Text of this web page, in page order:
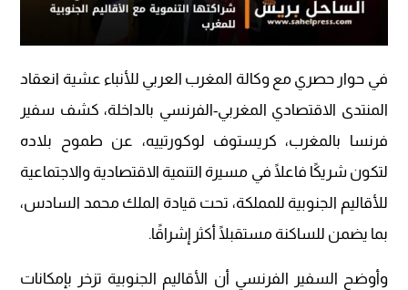
في حوار حصري مع وكالة المغرب العربي للأنباء عشية انعقاد
المنتدى الاقتصادي المغربي-الفرنسي بالداخلة، كشف سفير
فرنسا بالمغرب، كريستوف لوكورتييه، عن طموح بلاده
لتكون شريكًا فاعلًا في مسيرة التنمية الاقتصادية والاجتماعية
للأقاليم الجنوبية للمملكة، تحت قيادة الملك محمد السادس،
بما يضمن للساكنة مستقبلًا أكثر إشراقًا.
وأوضح السفير الفرنسي أن الأقاليم الجنوبية تزخر بإمكانات